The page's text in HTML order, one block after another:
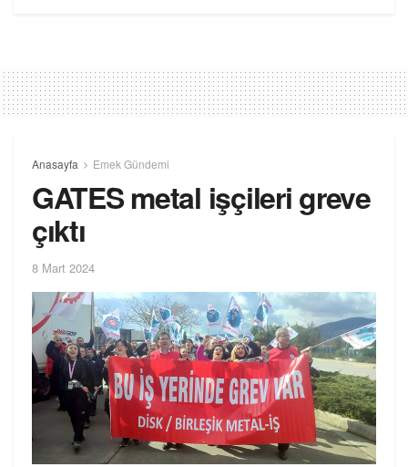
Anasayfa Emek Gündemi
GATES metal işçileri greve
çıktı
8 Mart 2024